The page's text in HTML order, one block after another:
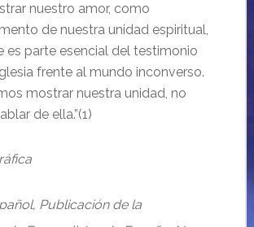
nuestro amor, como
de nuestra unidad espiritual,
es parte esencial del testimonio
frente al mundo inconverso.
mostrar nuestra unidad, no
de ella.”(1)
Publicación de la